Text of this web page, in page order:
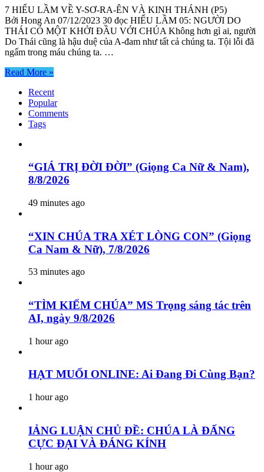
7 HIỂU LẦM VỀ Y-SƠ-RA-ÊN VÀ KINH THÁNH (P5)
Bởi Hong An 07/12/2023 30 đọc HIỂU LẦM 05: NGƯỜI DO
THÁI CÓ MỘT KHỞI ĐẦU VỚI CHÚA Không hơn gì ai, người
Do Thái cũng là hậu duệ của A-đam như tất cả chúng ta. Tội lỗi đã
ngấm trong máu chúng ta. …
Read More »
Recent
Popular
Comments
Tags
“GIÁ TRỊ ĐỜI ĐỜI” (Giọng Ca Nữ & Nam),
8/8/2026
49 minutes ago
“XIN CHÚA TRA XÉT LÒNG CON” (Giọng
Ca Nam & Nữ), 7/8/2026
53 minutes ago
“TÌM KIẾM CHÚA” MS Trọng sáng tác trên
AI, ngày 9/8/2026
1 hour ago
HẠT MUỐI ONLINE: Ai Đang Đi Cùng Bạn?
1 hour ago
IẢNG LUẬN CHỦ ĐỀ: CHÚA LÀ ĐẤNG
CỰC ĐẠI VÀ ĐÁNG KÍNH
1 hour ago